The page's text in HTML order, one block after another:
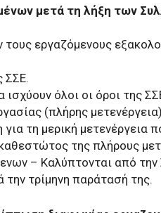
μετά τη λήξη των
τους εργαζόμενους
ΣΣΕ.
όλοι οι όροι της
(πλήρης μετενέργεια)
για τη μερική μετενέργεια
της πλήρους
– Καλύπτονται από την
τρίμηνη παράτασή της.